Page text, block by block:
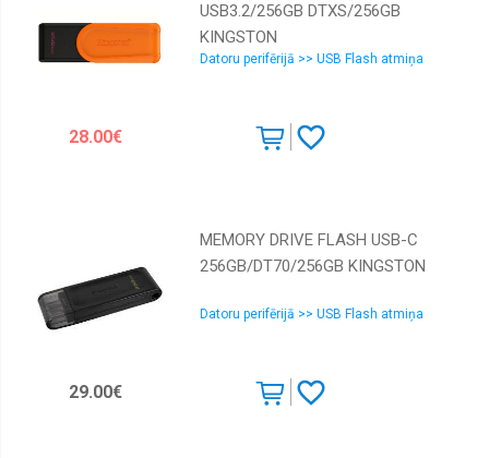
USB3.2/256GB DTXS/256GB
KINGSTON
Datoru perifērijā >> USB Flash atmiņa
28.00€
MEMORY DRIVE FLASH USB-C
256GB/DT70/256GB KINGSTON
Datoru perifērijā >> USB Flash atmiņa
29.00€